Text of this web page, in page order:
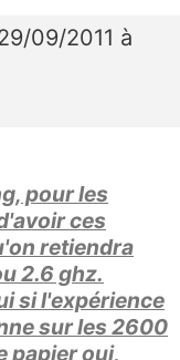
09/2011 à
pour les
ces
retiendra
2.6 ghz.
si l'expérience
sur les 2600
papier oui,